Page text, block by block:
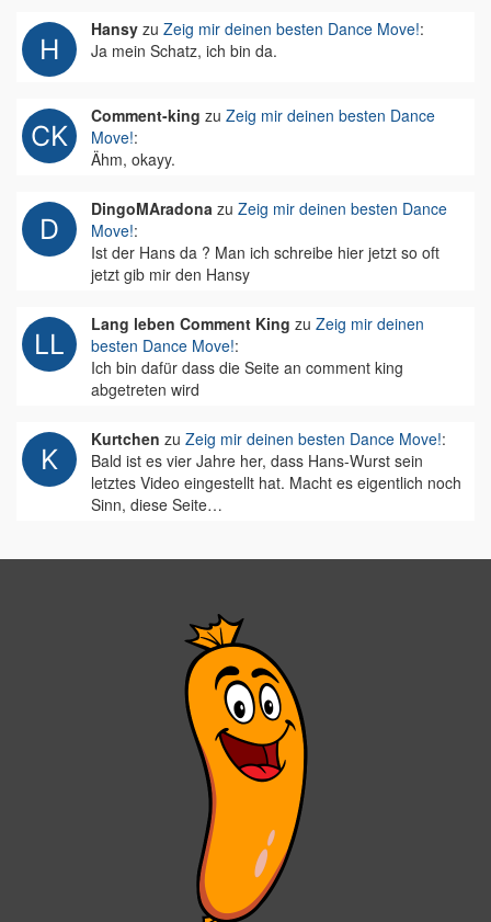
Hansy zu Zeig mir deinen besten Dance Move!:
Ja mein Schatz, ich bin da.
Comment-king zu Zeig mir deinen besten Dance
Move!:
Ähm, okayy.
DingoMAradona zu Zeig mir deinen besten Dance
Move!:
Ist der Hans da ? Man ich schreibe hier jetzt so oft
jetzt gib mir den Hansy
Lang leben Comment King zu Zeig mir deinen
besten Dance Move!:
Ich bin dafür dass die Seite an comment king
abgetreten wird
Kurtchen zu Zeig mir deinen besten Dance Move!:
Bald ist es vier Jahre her, dass Hans-Wurst sein
letztes Video eingestellt hat. Macht es eigentlich noch
Sinn, diese Seite…